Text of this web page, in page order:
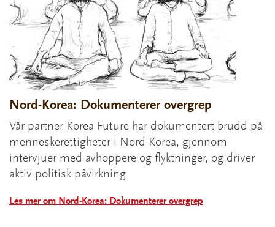
Nord-Korea: Dokumenterer overgrep
Vår partner Korea Future har dokumentert brudd på
menneskerettigheter i Nord-Korea, gjennom
intervjuer med avhoppere og flyktninger, og driver
aktiv politisk påvirkning
Les mer om Nord-Korea: Dokumenterer overgrep